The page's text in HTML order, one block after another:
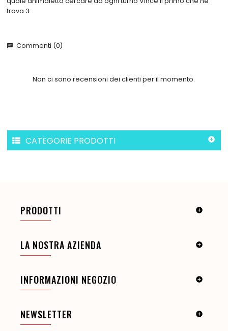
trova 3
chat Commenti (0)
Non ci sono recensioni dei clienti per il momento.
CATEGORIE PRODOTTI 
PRODOTTI 
LA NOSTRA AZIENDA 
INFORMAZIONI NEGOZIO 
NEWSLETTER 